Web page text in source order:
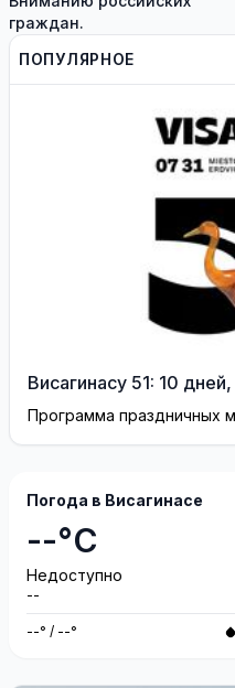
граждан.
ПОПУЛЯРНОЕ
Висагинасу 51: 10
Программа праздничных
Погода в Висагинасе
--°C
Недоступно
--
--° / --°